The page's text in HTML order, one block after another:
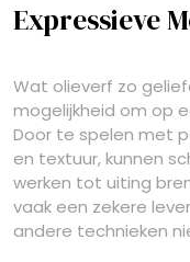
Expressieve
Wat olieverf zo
mogelijkheid om op
Door te spelen met
en textuur, kunnen
werken tot uiting
vaak een zekere
andere technieken